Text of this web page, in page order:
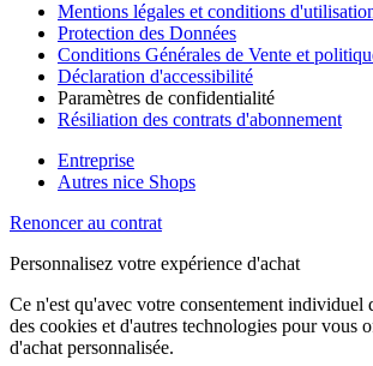
Mentions légales et conditions
Protection des Données
Conditions Générales de Vente et
Déclaration d'accessibilité
Paramètres de confidentialité
Résiliation des contrats d'abonnement
Entreprise
Autres nice Shops
Renoncer au contrat
Personnalisez votre expérience d'achat
Ce n'est qu'avec votre consentement individuel
des cookies et d'autres technologies pour vous
d'achat personnalisée.